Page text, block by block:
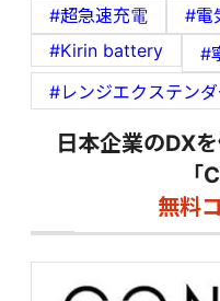
#超急速充電
#電
#Kirin battery
#
#レンジエクステンダ
日本企業のDX
「
無料